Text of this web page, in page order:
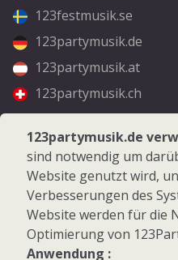
123festmusik.se
123partymusik.de
123partymusik.at
123partymusik.ch
Folgen Sie uns
Facebook
Instagram
123partymusik.de
sind notwendig um
Website genutzt wird,
Verbesserungen des
Website werden für die
Optimierung von
Anwendung :